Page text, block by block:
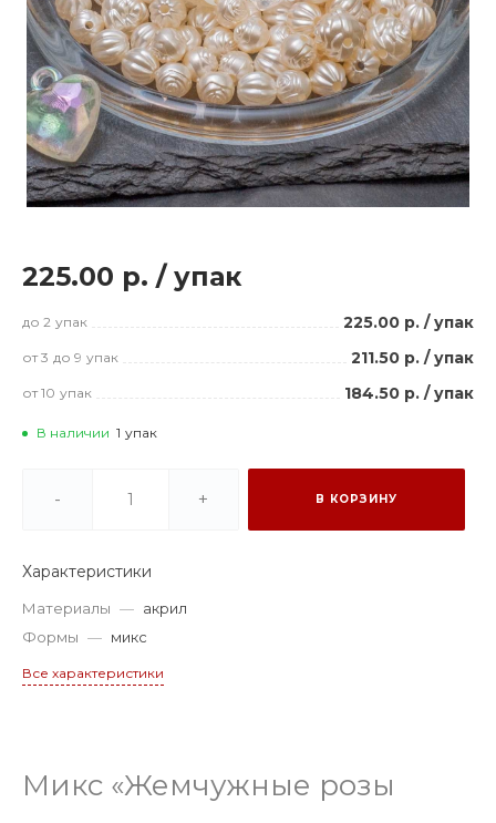
225.00 р. / упак
до 2 упак 225.00 р. / упак
от 3 до 9 упак 211.50 р. / упак
от 10 упак 184.50 р. / упак
В наличии 1 упак
- + В КОРЗИНУ
Характеристики
Материалы — акрил
Формы — микс
Все характеристики
Микс «Жемчужные розы